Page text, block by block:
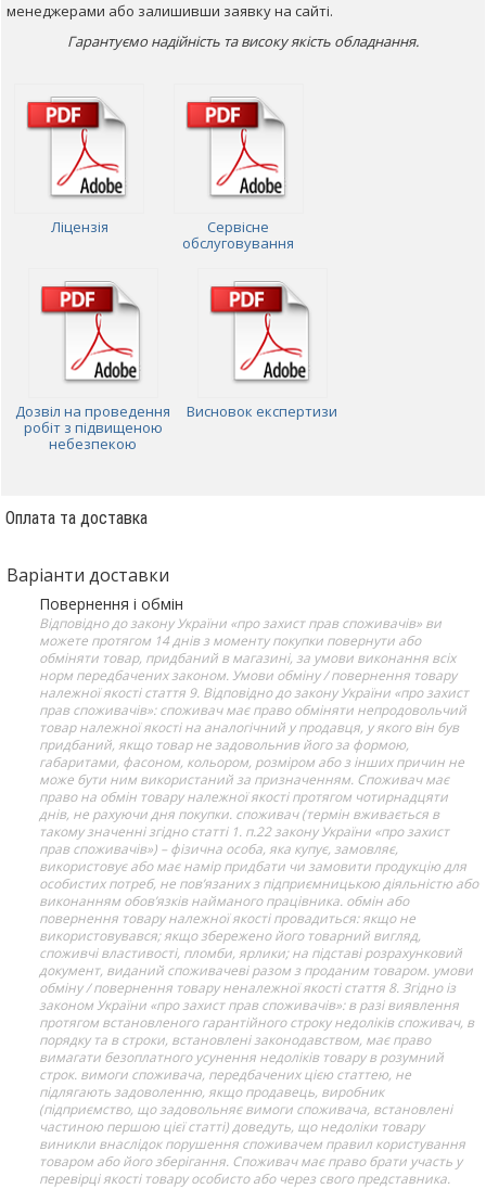
менеджерами або залишивши заявку на сайті.
Гарантуємо надійність та високу якість обладнання.
Ліцензія
Сервісне
обслуговування
Дозвіл на проведення
робіт з підвищеною
небезпекою
Висновок експертизи
Оплата та доставка
Варіанти доставки
Повернення і обмін
Відповідно до закону України «про захист прав споживачів» ви
можете протягом 14 днів з моменту покупки повернути або
обміняти товар, придбаний в магазині, за умови виконання всіх
норм передбачених законом. Умови обміну / повернення товару
належної якості стаття 9. Відповідно до закону України «про захист
прав споживачів»: споживач має право обміняти непродовольчий
товар належної якості на аналогічний у продавця, у якого він був
придбаний, якщо товар не задовольнив його за формою,
габаритами, фасоном, кольором, розміром або з інших причин не
може бути ним використаний за призначенням. Споживач має
право на обмін товару належної якості протягом чотирнадцяти
днів, не рахуючи дня покупки. споживач (термін вживається в
такому значенні згідно статті 1. п.22 закону України «про захист
прав споживачів») – фізична особа, яка купує, замовляє,
використовує або має намір придбати чи замовити продукцію для
особистих потреб, не пов’язаних з підприємницькою діяльністю або
виконанням обов’язків найманого працівника. обмін або
повернення товару належної якості провадиться: якщо не
використовувався; якщо збережено його товарний вигляд,
споживчі властивості, пломби, ярлики; на підставі розрахунковий
документ, виданий споживачеві разом з проданим товаром. умови
обміну / повернення товару неналежної якості стаття 8. Згідно із
законом України «про захист прав споживачів»: в разі виявлення
протягом встановленого гарантійного строку недоліків споживач, в
порядку та в строки, встановлені законодавством, має право
вимагати безоплатного усунення недоліків товару в розумний
строк. вимоги споживача, передбачених цією статтею, не
підлягають задоволенню, якщо продавець, виробник
(підприємство, що задовольняє вимоги споживача, встановлені
частиною першою цієї статті) доведуть, що недоліки товару
виникли внаслідок порушення споживачем правил користування
товаром або його зберігання. Споживач має право брати участь у
перевірці якості товару особисто або через свого представника.